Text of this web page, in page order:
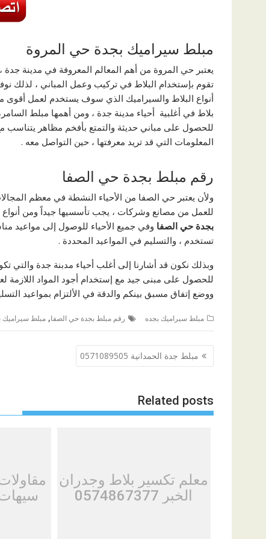
مبلط سيراميك بجدة حي المروة
يعتبر حي المروة من أهم المعالم المعروفة في مدينة جدة
تقوم بإستخدام البلاط في تركيب وعمل المباني ، لذلك
أنواع البلاط والسيراميك الذي سوف يستخدم لعمل أقوی
بلاط في أغلبية أحياء مدينة جدة ، ومن أهمها مبلط
للحصول علی مباني حديثة والتمتع بأفخم مظاهر يتناسب
المعلومات التي قد تريد معرفتها ، حين التواصل معه .
رقم مبلط بجدة حي الصفا
ولأن يعتبر حي الصفا من الأحياء النشطة في معظم
للعمل من مصانع وشركات ، يجب تأسسيها جيداً ومن أنواع
بجدة حي الصفا وفي جميع الأحياء للوصول إلی مواعيد
تستخدم ، والتسليم في المواعيد المحددة .
وبذلك نكون قد أشارنا إلی أغلب أحياء مدبنة جدة والتي
للحصول علی مبنی جيد مع إستخدام أجود المواد اللازمة
ووضع إتفاق مسبق بينكم والدقة في الألتزام بمواعيد
مبلط سيراميك بجده رقم مبلط بجدة حي الصفا, مبلط سيراميك
تصفّح
المقالات
مبلط جدة الحمدانية 0571089505
Related posts
معلم تكسير بلاط وجدران
الخبر 0574867377
سيهات